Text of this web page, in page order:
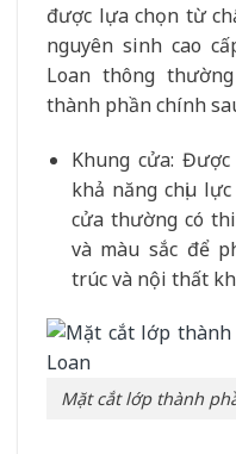
được lựa chọn từ
nguyên sinh cao
Loan thông
thành phần chính
Khung cửa:
khả năng chịu
cửa thường có
và màu sắc để
trúc và nội thất
Mặt cắt lớp thành